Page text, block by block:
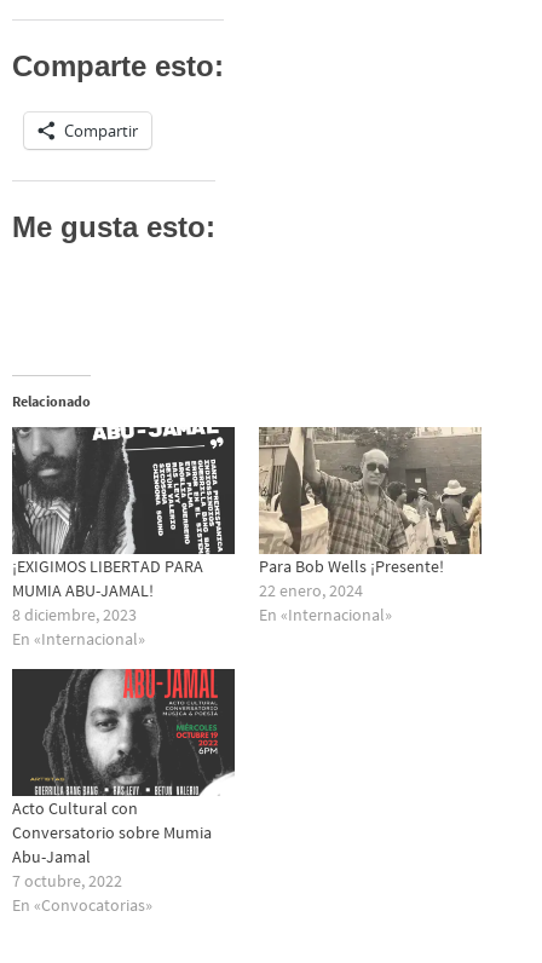
Comparte esto:
Compartir
Me gusta esto:
Relacionado
¡EXIGIMOS LIBERTAD PARA
MUMIA ABU-JAMAL!
8 diciembre, 2023
En «Internacional»
Para Bob Wells ¡Presente!
22 enero, 2024
En «Internacional»
Acto Cultural con
Conversatorio sobre Mumia
Abu-Jamal
7 octubre, 2022
En «Convocatorias»